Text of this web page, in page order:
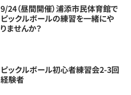
9/24（昼間開催）浦添市民体育館で
ピックルボールの練習を一緒にや
りませんか？
ピックルボール初心者練習会2-3回
経験者